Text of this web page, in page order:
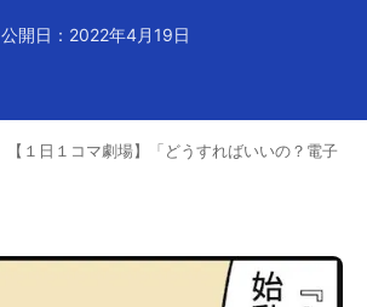
公開日：2022年4月19日
【１日１コマ劇場】「どうすればいいの？電子